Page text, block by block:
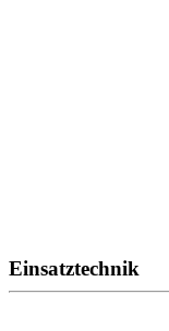
Einsatztechnik